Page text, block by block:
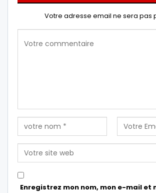
Votre adresse email ne sera pas
Enregistrez mon nom, mon e-mail et